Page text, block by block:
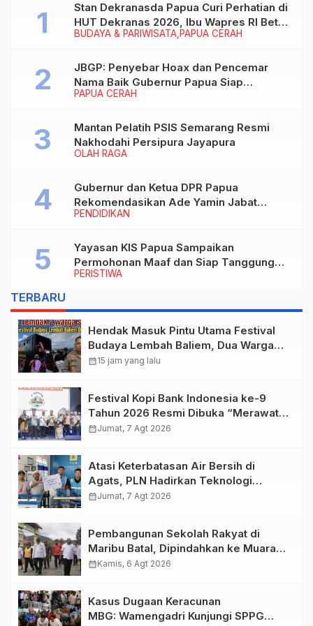
BUDAYA & PARIWISATA PAPUA CERAH
Stan Dekranasda Papua Curi Perhatian di
HUT Dekranas 2026, Ibu Wapres RI Betah
Menikmati Karya Perajin
PAPUA CERAH
JBGP: Penyebar Hoax dan Pencemar
Nama Baik Gubernur Papua Siap
Berhadapan dengan Hukum!
OLAH RAGA
Mantan Pelatih PSIS Semarang Resmi
Nakhodahi Persipura Jayapura
PENDIDIKAN
Gubernur dan Ketua DPR Papua
Rekomendasikan Ade Yamin Jabat
Rektor IAIN Fattahul Muluk Papua
PERISTIWA
Yayasan KIS Papua Sampaikan
Permohonan Maaf dan Siap Tanggung
Biaya Korban Dugaan Keracunan MBG di
TERBARU
Hendak Masuk Pintu Utama Festival
Budaya Lembah Baliem, Dua Warga
Sipil Ditembak OTK
calendar_month15 jam yang lalu
Festival Kopi Bank Indonesia ke-9
Tahun 2026 Resmi Dibuka “Merawat
Warisan, Membangun Masa Depan
calendar_monthJumat, 7 Agt 2026
Atasi Keterbatasan Air Bersih di
Agats, PLN Hadirkan Teknologi
Desalinasi untuk Masjid Saiful Al-
calendar_monthJumat, 7 Agt 2026
Pembangunan Sekolah Rakyat di
Maribu Batal, Dipindahkan ke Muara
Tami, Ini Sebabnya
calendar_monthKamis, 6 Agt 2026
Kasus Dugaan Keracunan
MBG: Wamengadri Kunjungi SPPG